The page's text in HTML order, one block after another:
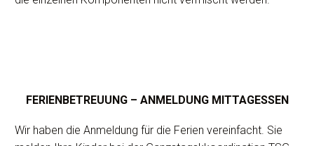
FERIENBETREUUNG – ANMELDUNG MITTAGESSEN
Wir haben die Anmeldung für die Ferien vereinfacht. Sie